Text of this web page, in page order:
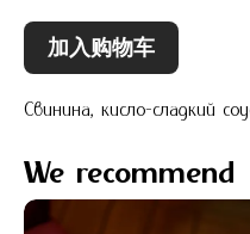
加入购物车
Свинина, кисло-сладкий
We recommend